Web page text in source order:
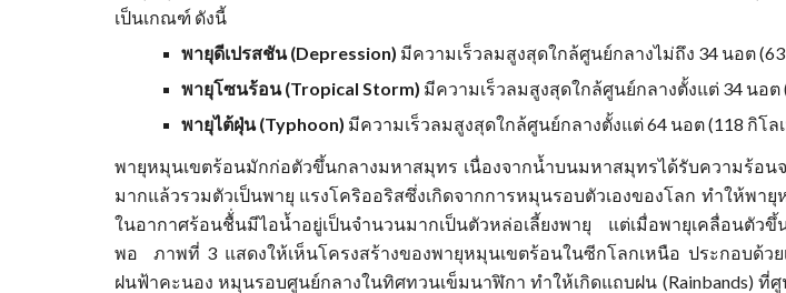
เป็นเกณฑ์ ดังนี้
พายุดีเปรสชัน (Depression) มีความเร็วลมสูงสุดใกล้ศูนย์กลางไม่ถึง 34 นอต
พายุโซนร้อน (Tropical Storm) มีความเร็วลมสูงสุดใกล้ศูนย์กลางตั้งแต่ 34 นอ
พายุไต้ฝุ่น (Typhoon) มีความเร็วลมสูงสุดใกล้ศูนย์กลางตั้งแต่ 64 นอต (118 กิโ
พายุหมุนเขตร้อนมักก่อตัวขึ้นกลางมหาสมุทร เนื่องจากน้ำบนมหาสมุทรได้รับความร้อน
มากแล้วรวมตัวเป็นพายุ แรงโคริออริสซึ่งเกิดจากการหมุนรอบตัวเองของโลก ทำให้พ
ในอากาศร้อนชื้่นมีไอน้ำอยู่เป็นจำนวนมากเป็นตัวหล่อเลี้ยงพายุ แต่เมื่อพายุเคลื่อนตัว
พอ ภาพที่ 3 แสดงให้เห็นโครงสร้างของพายุหมุนเขตร้อนในซีกโลกเหนือ ประกอบด้ว
ฝนฟ้าคะนอง หมุนรอบศูนย์กลางในทิศทวนเข็มนาฬิกา ทำให้เกิดแถบฝน (Rainbands) ที่